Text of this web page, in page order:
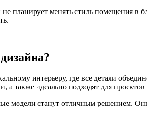
планирует менять стиль помещения
интерьеру, где все детали
а также идеально подходят для
модели станут отличным решением.